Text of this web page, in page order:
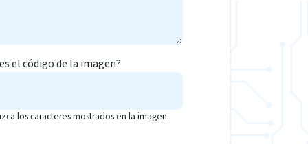
el código de la imagen?
los caracteres mostrados en la imagen.